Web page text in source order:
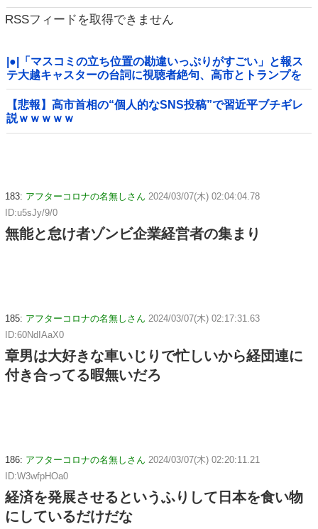
RSSフィードを取得できません
|●|「マスコミの立ち位置の勘違いっぷりがすごい」と報ス
テ大越キャスターの台詞に視聴者絶句、高市とトランプを
同列視させようという思惑がひしひしと
【悲報】高市首相の“個人的なSNS投稿”で習近平ブチギレ
説ｗｗｗｗｗ
183: アフターコロナの名無しさん 2024/03/07(木) 02:04:04.78
ID:u5sJy/9/0
無能と怠け者ゾンビ企業経営者の集まり
185: アフターコロナの名無しさん 2024/03/07(木) 02:17:31.63
ID:60NdIAaX0
章男は大好きな車いじりで忙しいから経団連に
付き合ってる暇無いだろ
186: アフターコロナの名無しさん 2024/03/07(木) 02:20:11.21
ID:W3wfpHOa0
経済を発展させるというふりして日本を食い物
にしているだけだな